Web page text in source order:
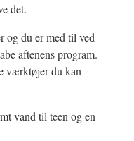
det.
og du er med til ved
aftenens program.
værktøjer du kan
vand til teen og en